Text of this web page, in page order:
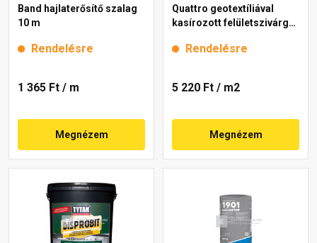
Band hajlaterősítő szalag
10 m
Rendelésre
1 365 Ft / m
Megnézem
Quattro geotextíliával
kasírozott felületszivárgó
Rendelésre
5 220 Ft / m2
Megnézem